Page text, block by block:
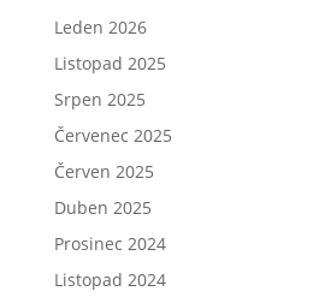
Leden 2026
Listopad 2025
Srpen 2025
Červenec 2025
Červen 2025
Duben 2025
Prosinec 2024
Listopad 2024